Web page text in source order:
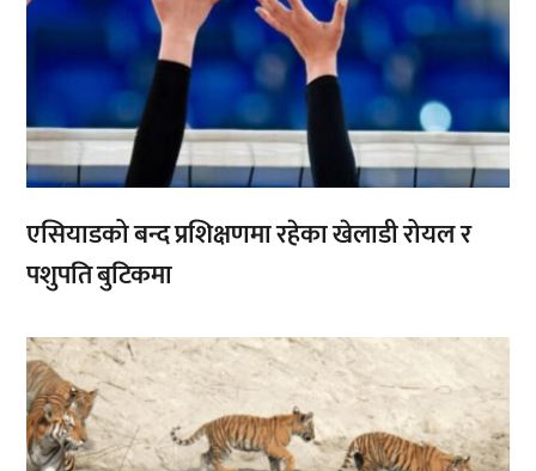
एसियाडको बन्द प्रशिक्षणमा रहेका खेलाडी रोयल र
पशुपति बुटिकमा